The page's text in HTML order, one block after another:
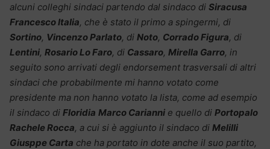
alcuni colleghi sindaci partendo dal sindaco di Siracusa
Francesco Italia, che è stato il primo a spingermi, di
Sortino, Vincenzo Parlato, di Noto, Corrado Figura, di
Lentini, Rosario Lo Faro, di Cassaro, Mirella Garro, in
seguito sono arrivati degli endorsement trasversali di altri
sindaci che probabilmente mi hanno votato come
presidente ma non hanno votato la lista, come ad esempio
il sindaco di Floridia Marco Carianni e quello di Portopalo
Rachele Rocca, a cui si è aggiunto il sindaco di Melilli
Giusppe Carta che ha portato in dote anche il suo partito,